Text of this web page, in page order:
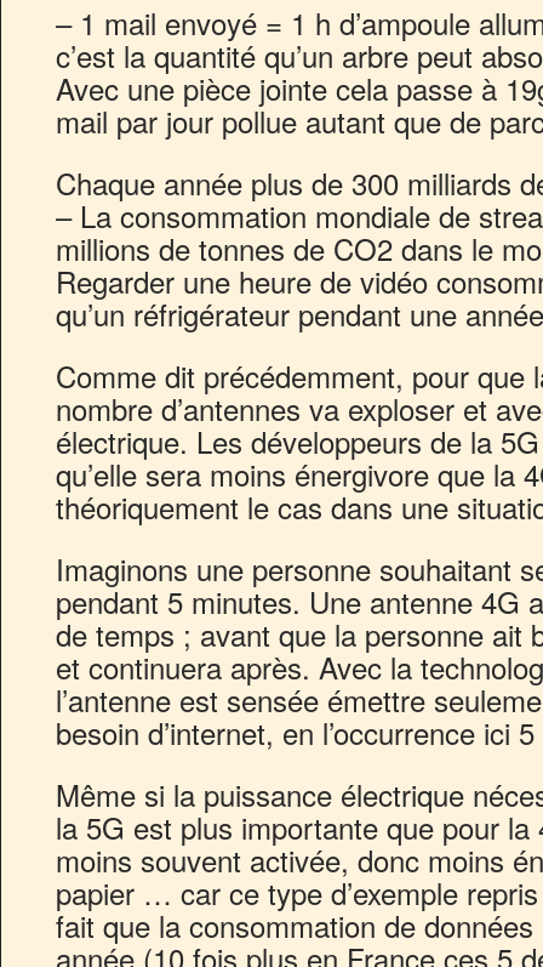
– 1 mail envoyé = 1 h d’ampoule
c’est la quantité qu’un arbre peut
Avec une pièce jointe cela passe à
mail par jour pollue autant que de
Chaque année plus de 300 milliards
– La consommation mondiale de
millions de tonnes de CO2 dans le
Regarder une heure de vidéo
qu’un réfrigérateur pendant une
Comme dit précédemment, pour que
nombre d’antennes va exploser et
électrique. Les développeurs de la
qu’elle sera moins énergivore que la
théoriquement le cas dans une
Imaginons une personne souhaitant
pendant 5 minutes. Une antenne 4G
de temps ; avant que la personne ait
et continuera après. Avec la
l’antenne est sensée émettre
besoin d’internet, en l’occurrence ici
Même si la puissance électrique
la 5G est plus importante que pour
moins souvent activée, donc moins
papier … car ce type d’exemple
fait que la consommation de
année (10 fois plus en France ces 5